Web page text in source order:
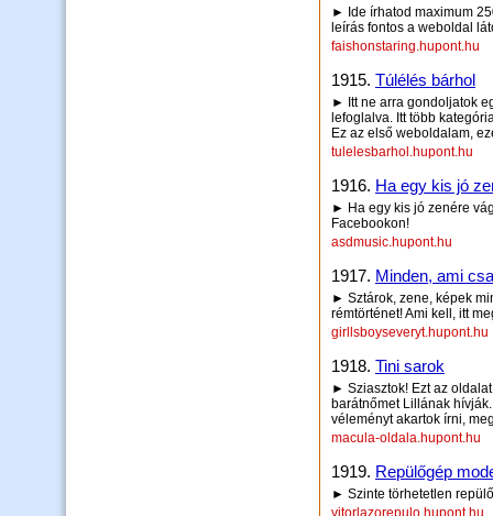
► Ide írhatod maximum
leírás fontos a weboldal
faishonstaring.hupont.hu
1915. Túlélés bárhol
► Itt ne arra gondoljatok
lefoglalva. Itt több
Ez az első weboldalam,
tulelesbarhol.hupont.hu
1916. Ha egy kis jó
► Ha egy kis jó zenére
Facebookon!
asdmusic.hupont.hu
1917. Minden, ami
► Sztárok, zene, képek
rémtörténet! Ami kell, itt
girllsboyseveryt.hupont.hu
1918. Tini sarok
► Sziasztok! Ezt az
barátnőmet Lillának
véleményt akartok írni,
macula-oldala.hupont.hu
1919. Repülőgép
► Szinte törhetetlen
vitorlazorepulo.hupont.hu